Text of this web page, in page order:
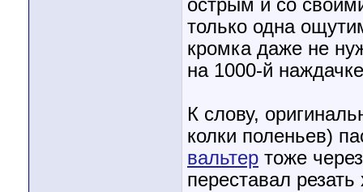
острым и со
только одна
кромка даже не
на 1000-й
К слову,
колки поленьев)
вальтер тоже
переставал